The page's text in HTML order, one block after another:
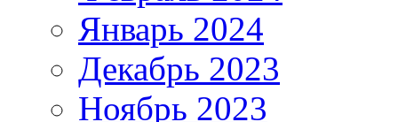
Январь 2024
Декабрь 2023
Ноябрь 2023